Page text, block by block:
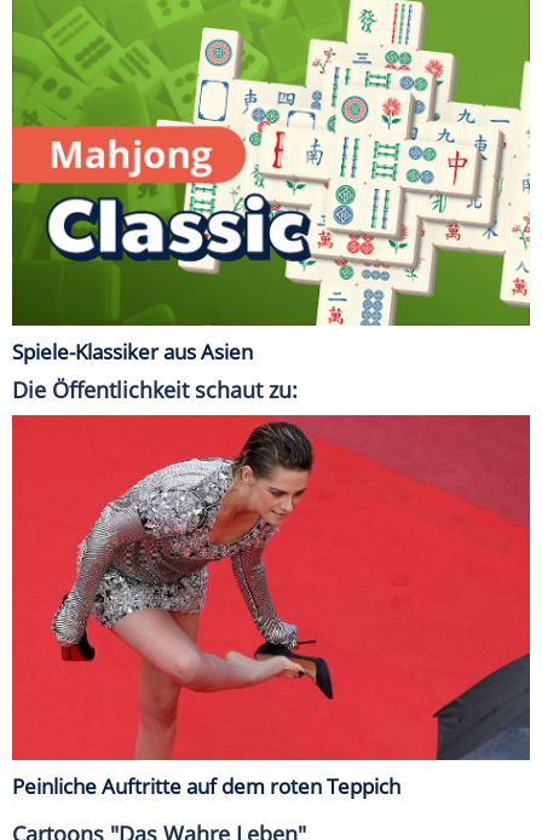
Spiele-Klassiker aus Asien
Die Öffentlichkeit schaut zu:
Peinliche Auftritte auf dem roten Teppich